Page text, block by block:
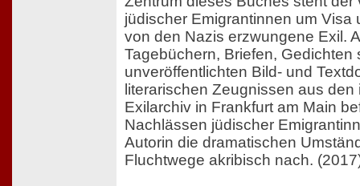
jüdischer Emigrantinnen um Visa
von den Nazis erzwungene Exil.
Tagebüchern, Briefen, Gedichten
unveröffentlichten Bild- und
literarischen Zeugnissen aus
Exilarchiv in Frankfurt am Main
Nachlässen jüdischer
Autorin die dramatischen
Fluchtwege akribisch nach.